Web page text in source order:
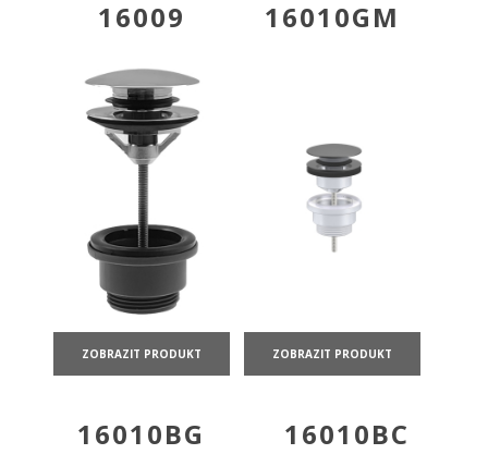
16009
ZOBRAZIT PRODUKT
16010GM
ZOBRAZIT PRODUKT
16010BG 16010BC